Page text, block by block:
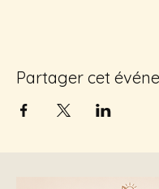
Partager cet